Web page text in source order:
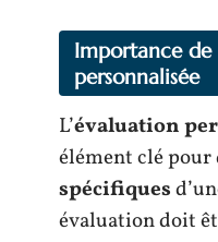
Importance de
personnalisée
L’évaluation
élément clé
spécifiques
évaluation doit